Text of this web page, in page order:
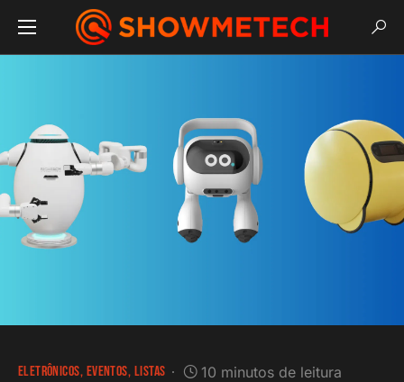
ELETRÔNICOS EVENTOS LISTAS 10 minutos de leitura